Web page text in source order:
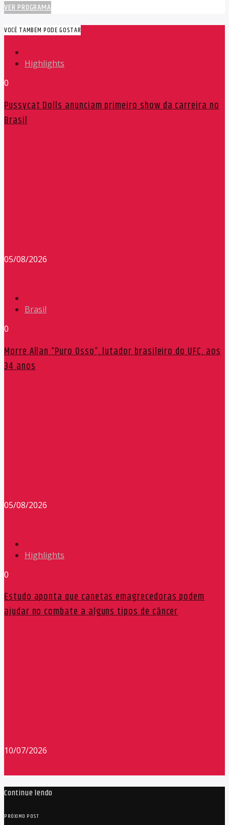
VER PROGRAMA
VOCÊ TAMBÉM PODE GOSTAR
Highlights
0
Pussycat Dolls anunciam primeiro show da carreira no
Brasil
05/08/2026
Brasil
0
Morre Allan “Puro Osso”, lutador brasileiro do UFC, aos
34 anos
05/08/2026
Highlights
0
Estudo aponta que canetas emagrecedoras podem
ajudar no combate a alguns tipos de câncer
10/07/2026
Continue lendo
PRÓXIMO POST